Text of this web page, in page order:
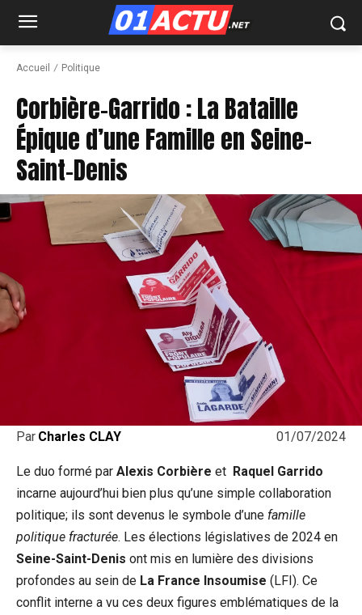
Accueil Politique
Corbière-Garrido : La Bataille
Épique d’une Famille en Seine-
Saint-Denis
01/07/2024
Par Charles CLAY
Le duo formé par Alexis Corbière et ‍ Raquel ⁣Garrido
incarne aujourd’hui bien plus qu’une simple collaboration
politique; ils sont devenus le symbole d’une famille
politique fracturée. Les élections législatives de 2024 en
Seine-Saint-Denis ont mis en lumière des divisions
profondes au sein de La France Insoumise (LFI). Ce
conflit interne ‌a vu ces deux figures emblématiques de la